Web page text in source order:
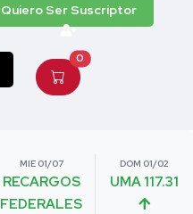
Quiero Ser Suscriptor
0
MIE 01/07
RECARGOS
FEDERALES
DOM 01/02
UMA 117.31